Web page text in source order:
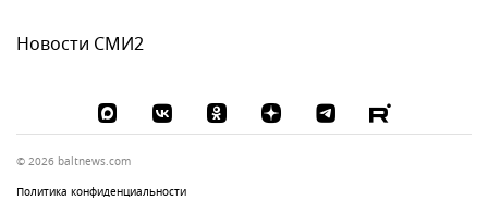
Новости СМИ2
© 2026 baltnews.com
Политика конфиденциальности